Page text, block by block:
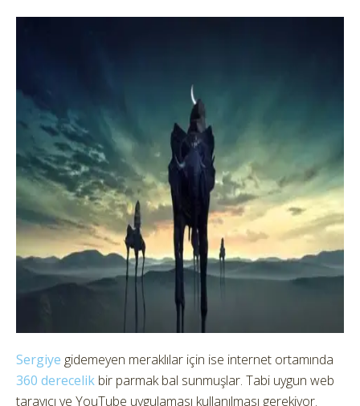
Sergiye gidemeyen meraklılar için ise internet ortamında
360 derecelik bir parmak bal sunmuşlar. Tabi uygun web
tarayıcı ve YouTube uygulaması kullanılması gerekiyor.